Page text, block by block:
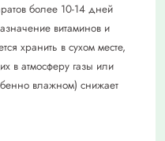
более 10-14 дней
витаминов и
хранить в сухом месте,
в атмосферу газы или
влажном) снижает